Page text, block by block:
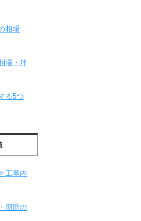
相場
場・坪
る5つ
工事内
期間の